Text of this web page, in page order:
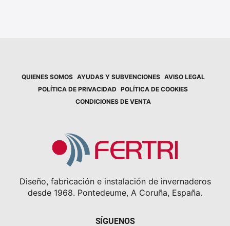
QUIENES SOMOS AYUDAS Y SUBVENCIONES AVISO LEGAL
POLÍTICA DE PRIVACIDAD POLÍTICA DE COOKIES
CONDICIONES DE VENTA
Diseño, fabricación e instalación de invernaderos
desde 1968. Pontedeume, A Coruña, España.
SÍGUENOS